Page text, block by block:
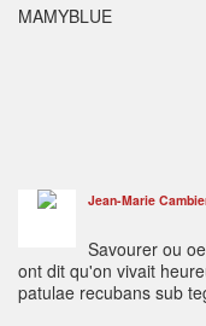
MAMYBLUE
Jean-Marie
Savourer ou
ont dit qu'on vivait
patulae recubans sub